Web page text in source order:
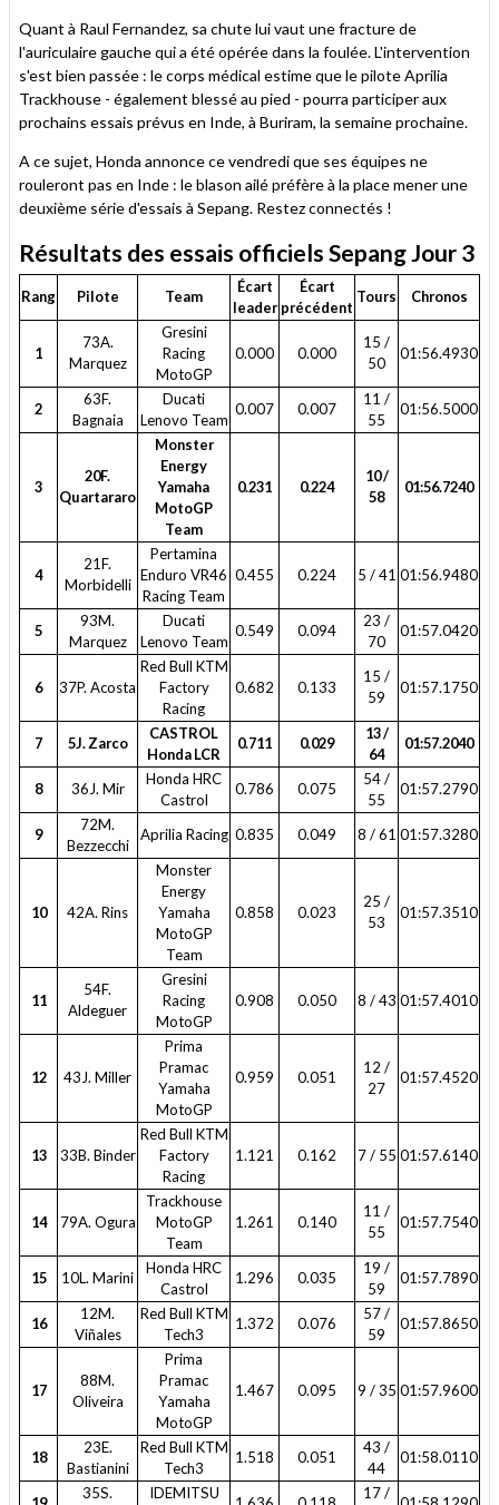
Quant à Raul Fernandez, sa chute lui vaut une fracture de
l'auriculaire gauche qui a été opérée dans la foulée. L'intervention
s'est bien passée : le corps médical estime que le pilote Aprilia
Trackhouse - également blessé au pied - pourra participer aux
prochains essais prévus en Inde, à Buriram, la semaine prochaine.
A ce sujet, Honda annonce ce vendredi que ses équipes ne
rouleront pas en Inde : le blason ailé préfère à la place mener une
deuxième série d'essais à Sepang. Restez connectés !
Résultats des essais officiels Sepang Jour 3
Rang Pilote Team
Écart
leader
Écart
précédent
Tours Chronos
1
73A.
Marquez
Gresini
Racing
MotoGP
0.000 0.000
15 /
50
01:56.4930
2
63F.
Bagnaia
Ducati
Lenovo Team
0.007 0.007
11 /
55
01:56.5000
3
20F.
Quartararo
Monster
Energy
Yamaha
MotoGP
Team
0.231 0.224
10 /
58
01:56.7240
4
21F.
Morbidelli
Pertamina
Enduro VR46
Racing Team
0.455 0.224 5 / 41 01:56.9480
5
93M.
Marquez
Ducati
Lenovo Team
0.549 0.094
23 /
70
01:57.0420
6 37P. Acosta
Red Bull KTM
Factory
Racing
0.682 0.133
15 /
59
01:57.1750
7 5J. Zarco
CASTROL
Honda LCR
0.711 0.029
13 /
64
01:57.2040
8 36J. Mir
Honda HRC
Castrol
0.786 0.075
54 /
55
01:57.2790
9
72M.
Bezzecchi
Aprilia Racing 0.835 0.049 8 / 61 01:57.3280
10 42A. Rins
Monster
Energy
Yamaha
MotoGP
Team
0.858 0.023
25 /
53
01:57.3510
11
54F.
Aldeguer
Gresini
Racing
MotoGP
0.908 0.050 8 / 43 01:57.4010
12 43J. Miller
Prima
Pramac
Yamaha
MotoGP
0.959 0.051
12 /
27
01:57.4520
13 33B. Binder
Red Bull KTM
Factory
Racing
1.121 0.162 7 / 55 01:57.6140
14 79A. Ogura
Trackhouse
MotoGP
Team
1.261 0.140
11 /
55
01:57.7540
15 10L. Marini
Honda HRC
Castrol
1.296 0.035
19 /
59
01:57.7890
16
12M.
Viñales
Red Bull KTM
Tech3
1.372 0.076
57 /
59
01:57.8650
17
88M.
Oliveira
Prima
Pramac
Yamaha
MotoGP
1.467 0.095 9 / 35 01:57.9600
18
23E.
Bastianini
Red Bull KTM
Tech3
1.518 0.051
43 /
44
01:58.0110
35S.
IDEMITSU
17 /